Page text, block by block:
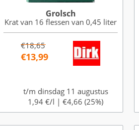
Grolsch
Krat van 16 flessen van 0,45 liter
€18,65
€13,99
t/m dinsdag 11 augustus
1,94 €/l | €4,66 (25%)